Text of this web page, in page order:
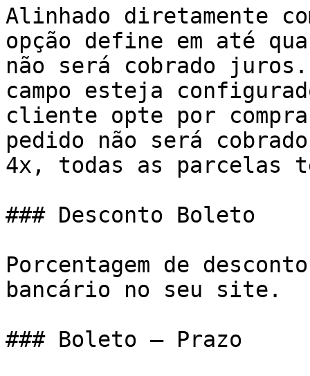
Alinhado diretamente
opção define em até
não será cobrado juros.
campo esteja
cliente opte por
pedido não será
4x, todas as parcelas
### Desconto Boleto
Porcentagem de
bancário no seu site.
### Boleto – Prazo